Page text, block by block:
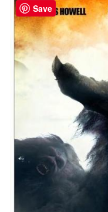
Save